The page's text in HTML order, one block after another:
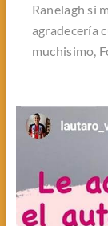
Ranelagh si
agradecería
muchisimo,